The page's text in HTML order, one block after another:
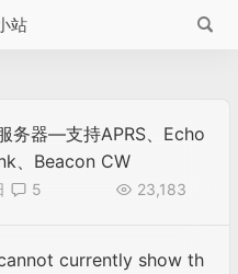
站
务器—支持APRS、Echo
、Beacon CW
23,183
5
currently show th